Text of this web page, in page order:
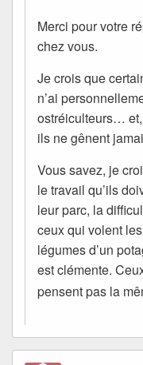
Merci pour votre
chez vous.
Je crois que
n’ai
ostréiculteurs…
ils ne gênent
Vous savez, je
le travail qu’ils
leur parc, la
ceux qui volent
légumes d’un
est clémente.
pensent pas la